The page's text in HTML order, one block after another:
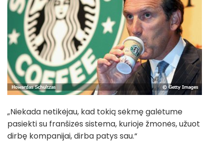
„Niekada netikėjau, kad tokią sėkmę galėtume
pasiekti su franšizės sistema, kurioje žmonės, užuot
dirbę kompanijai, dirba patys sau.“